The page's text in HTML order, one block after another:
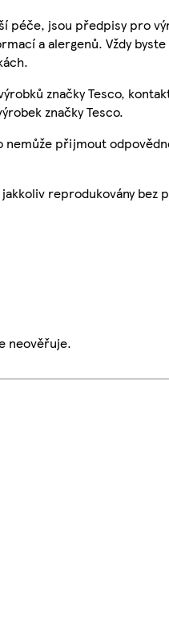
péče, jsou předpisy pro
a alergenů. Vždy
značky Tesco,
značky Tesco.
přijmout
reprodukovány bez
neověřuje.